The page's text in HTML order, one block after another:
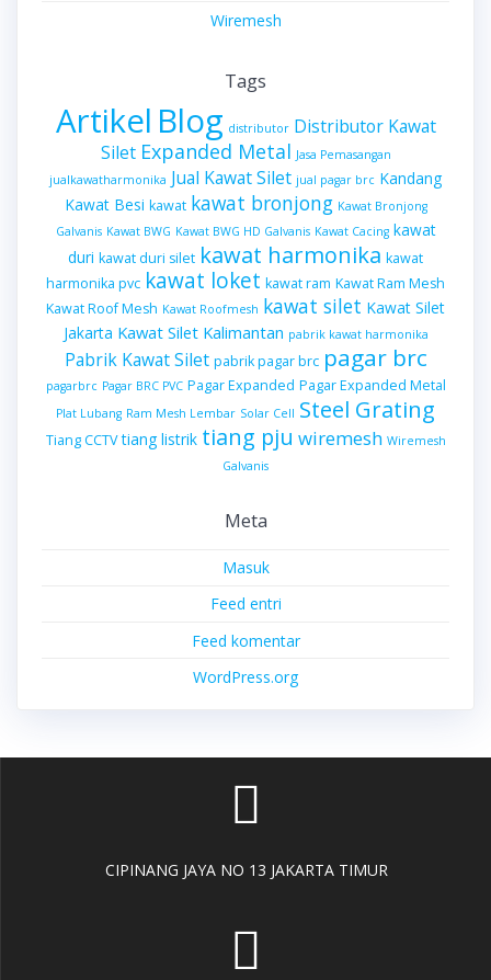
Wiremesh
Tags
Artikel Blog distributor Distributor Kawat
Silet Expanded Metal Jasa Pemasangan
jualkawatharmonika Jual Kawat Silet jual pagar brc Kandang
Kawat Besi kawat kawat bronjong Kawat Bronjong
Galvanis Kawat BWG Kawat BWG HD Galvanis Kawat Cacing kawat
duri kawat duri silet kawat harmonika kawat
harmonika pvc kawat loket kawat ram Kawat Ram Mesh
Kawat Roof Mesh Kawat Roofmesh kawat silet Kawat Silet
Jakarta Kawat Silet Kalimantan pabrik kawat harmonika
Pabrik Kawat Silet pabrik pagar brc pagar brc
pagarbrc Pagar BRC PVC Pagar Expanded Pagar Expanded Metal
Plat Lubang Ram Mesh Lembar Solar Cell Steel Grating
Tiang CCTV tiang listrik tiang pju wiremesh Wiremesh
Galvanis
Meta
Masuk
Feed entri
Feed komentar
WordPress.org
CIPINANG JAYA NO 13 JAKARTA TIMUR